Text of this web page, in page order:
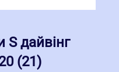
S дайвінг
(21)